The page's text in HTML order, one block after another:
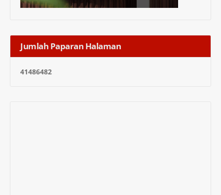
Jumlah Paparan Halaman
41486482